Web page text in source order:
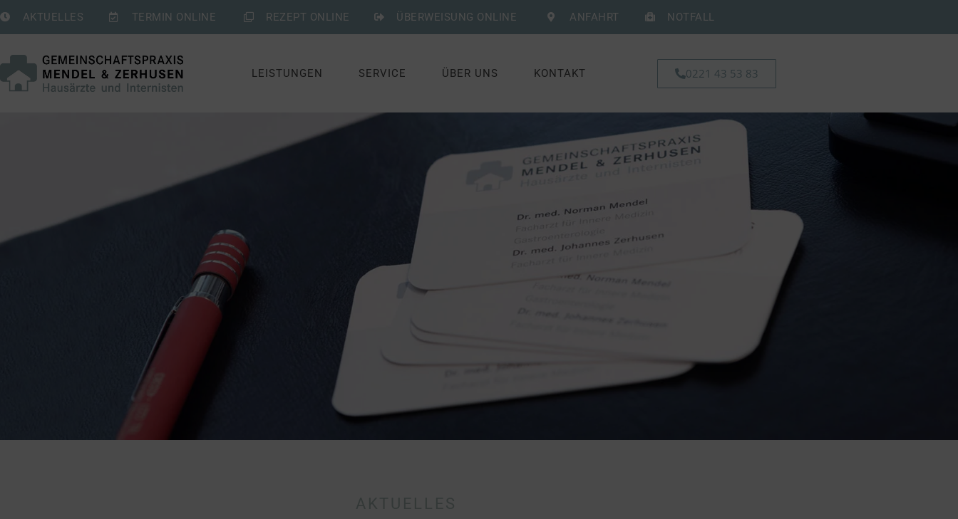
AKTUELLES TERMIN ONLINE REZEPT ONLINE ÜBERWEISUNG ONLINE ANFAHRT NOTFALL
LEISTUNGEN SERVICE ÜBER UNS KONTAKT 0221 43 53 83